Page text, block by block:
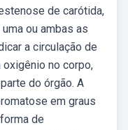
de carótida,
ou ambas as
a circulação de
oxigênio no corpo,
do órgão. A
em graus
de